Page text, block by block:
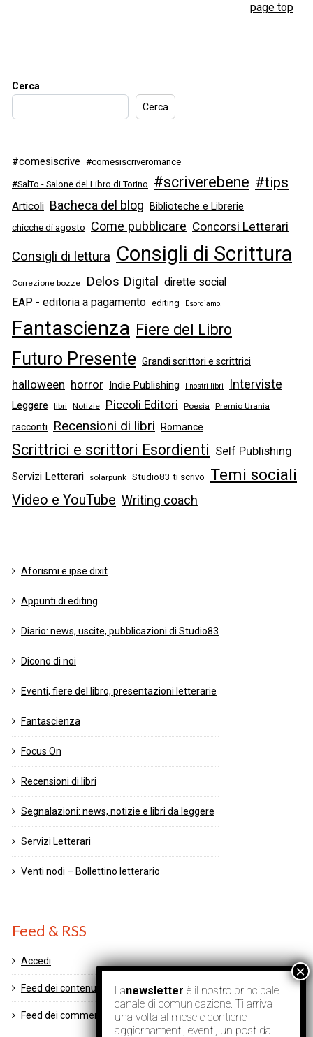
page top
Cerca
Cerca
#comesiscrive #comesiscriveromance
#SalTo - Salone del Libro di Torino #scriverebene #tips
Articoli Bacheca del blog Biblioteche e Librerie
chicche di agosto Come pubblicare Concorsi Letterari
Consigli di lettura Consigli di Scrittura
Correzione bozze Delos Digital
dirette social
EAP - editoria a pagamento editing Esordiamo!
Fantascienza Fiere del Libro
Futuro Presente Grandi scrittori e scrittrici
halloween horror Indie Publishing I nostri libri Interviste
Leggere libri Notizie Piccoli Editori Poesia Premio Urania
racconti Recensioni di libri Romance
Scrittrici e scrittori Esordienti Self Publishing
Servizi Letterari solarpunk Studio83 ti scrivo Temi sociali
Video e YouTube Writing coach
Aforismi e ipse dixit
Appunti di editing
Diario: news, uscite, pubblicazioni di Studio83
Dicono di noi
Eventi, fiere del libro, presentazioni letterarie
Fantascienza
Focus On
Recensioni di libri
Segnalazioni: news, notizie e libri da leggere
Servizi Letterari
Venti nodi – Bollettino letterario
Feed & RSS
Accedi
Feed dei contenuti
Feed dei commenti
Lanewsletter è il nostro principale
canale di comunicazione. Ti arriva
una volta al mese e contiene
aggiornamenti, eventi, un post dal